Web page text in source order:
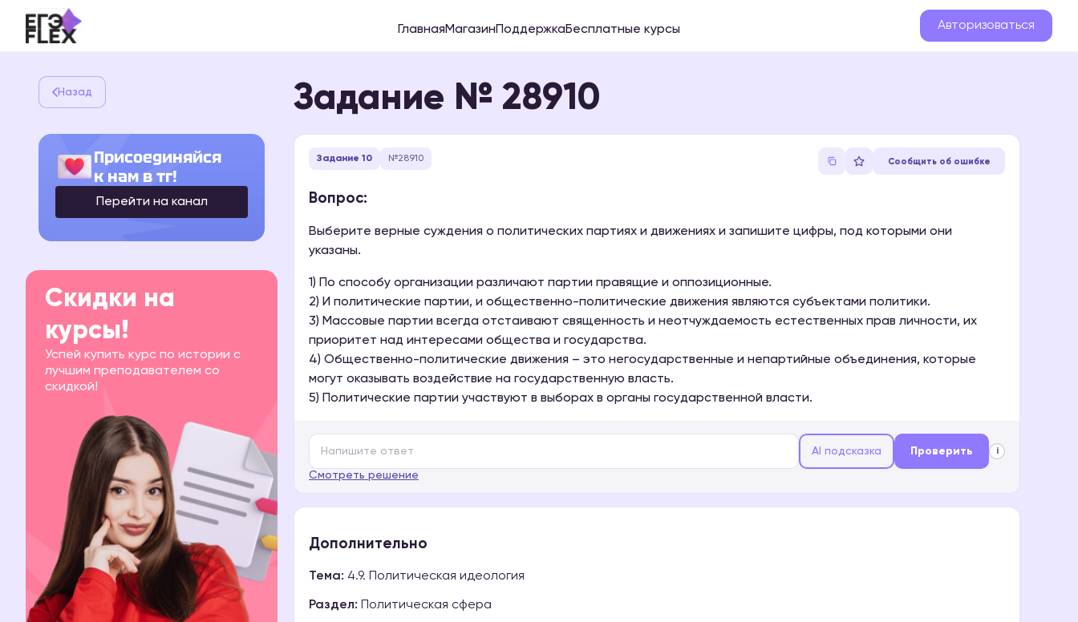
ГлавнаяМагазинПоддержкаБесплатные курсы Авторизоваться
Назад Задание № 28910
Присоединяйся
к нам в тг!
Перейти на канал
Задание 10 №28910 Сообщить об ошибке
Вопрос:
Выберите верные суждения о политических партиях и движениях и запишите цифры, под которыми они
указаны.
1) По способу организации различают партии правящие и оппозиционные.
2) И политические партии, и общественно-политические движения являются субъектами политики.
3) Массовые партии всегда отстаивают священность и неотчуждаемость естественных прав личности, их
приоритет над интересами общества и государства.
4) Общественно-политические движения – это негосударственные и непартийные объединения, которые
могут оказывать воздействие на государственную власть.
5) Политические партии участвуют в выборах в органы государственной власти.
AI подсказка Проверить i
Смотреть решение
Дополнительно
Тема: 4.9. Политическая идеология
Раздел: Политическая сфера
Скидки на
курсы!
Успей купить курс по истории с
лучшим преподавателем со
скидкой!